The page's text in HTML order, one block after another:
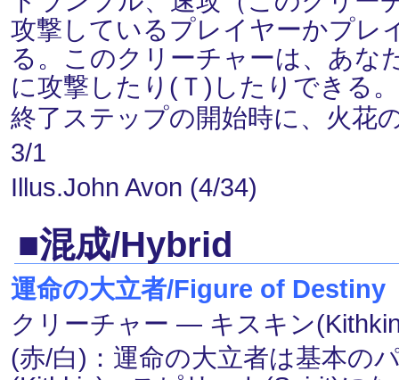
攻撃しているプレイヤーかプレ
る。このクリーチャーは、あな
に攻撃したり(Ｔ)したりできる
終了ステップの開始時に、火花
3/1
Illus.John Avon (4/34)
■混成/Hybrid
運命の大立者/Figure of Destiny
クリーチャー ― キスキン
(赤/白)：運命の大立者は基本の